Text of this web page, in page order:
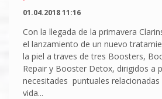
01.04.2018 11:16
Con la llegada de la primavera
el lanzamiento de un nuevo
la piel a traves de tres Boosters,
Repair y Booster Detox, dirigidos a
necesitades puntuales
vida...